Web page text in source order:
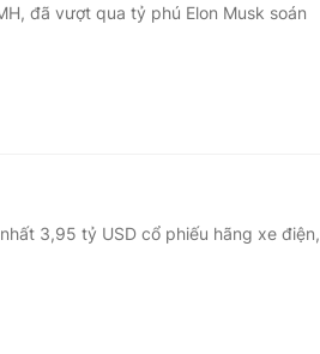
đã vượt qua tỷ phú Elon Musk soán
3,95 tỷ USD cổ phiếu hãng xe điện,